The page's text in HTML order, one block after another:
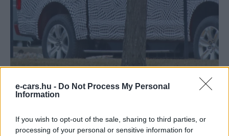
e-cars.hu - Do Not Process My Personal
Information
If you wish to opt-out of the sale, sharing to third parties, or
processing of your personal or sensitive information for
tartalmakért!